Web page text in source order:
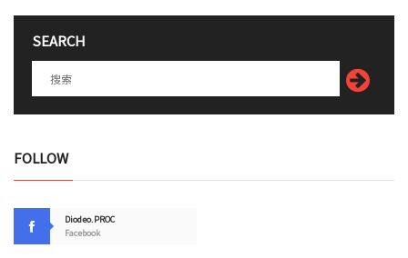
SEARCH
FOLLOW
Diodeo.PROC
Facebook